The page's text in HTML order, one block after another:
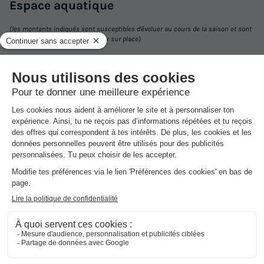
MOBILHOME 4 personnes - Urederra
Surface Adultes Chambres
Terrasse couverte Accès wifi Animaux autorisés *
Cafetière Congélateur
+ 7
MOBILHOME 4 personnes - Urederra
du21/10/2026au28/10/2026
Meilleur prix pour 7 nuits
Espace aquatique
(les montants indiqués sont susceptibles d'évoluer au cours de la saison et sont
à titre indicatif, ils seront à régler sur place)
sauveteur est sur place pour éviter tout risque. Le port de bonnet
de bain est obligatoire.